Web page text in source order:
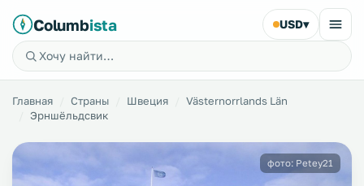
Columbista USD▾
Главная Страны Швеция
Västernorrlands Län
Эрншёльдсвик
фото: Petey21